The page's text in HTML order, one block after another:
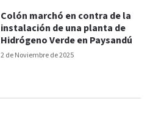
2 de Noviembre de 2025
Colón marchó en contra de la
instalación de una planta de
Hidrógeno Verde en Paysandú